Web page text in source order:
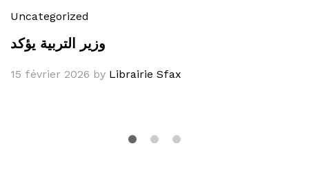
Uncategorized
وزير التربية يؤكد
15 février 2026 by Librairie Sfax